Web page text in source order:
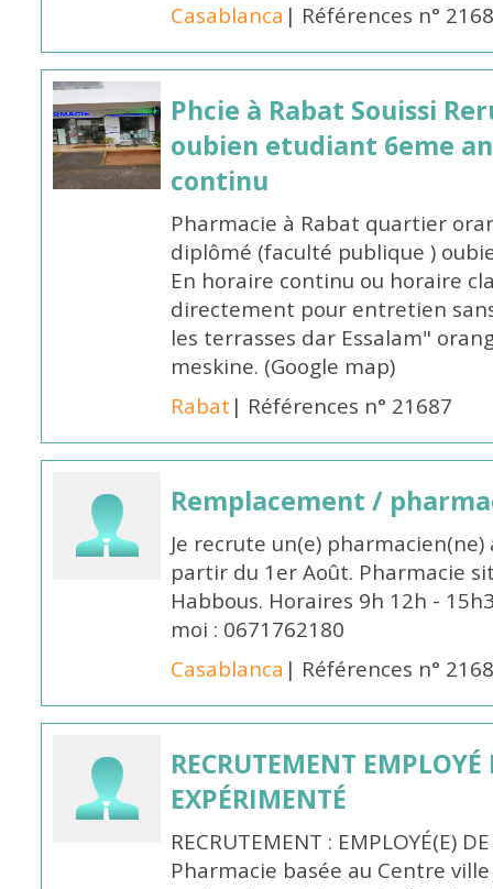
Casablanca | Références n°
Phcie à Rabat Souissi
oubien etudiant 6eme
continu
Pharmacie à Rabat quartier
diplômé (faculté publique )
En horaire continu ou horaire
directement pour entretien
les terrasses dar Essalam"
meskine. (Google map)
Rabat | Références n° 21687
Remplacement /
Je recrute un(e)
partir du 1er Août. Pharmacie
Habbous. Horaires 9h 12h -
moi : 0671762180
Casablanca | Références n°
RECRUTEMENT
EXPÉRIMENTÉ
RECRUTEMENT : EMPLOYÉ(E)
Pharmacie basée au Centre ville